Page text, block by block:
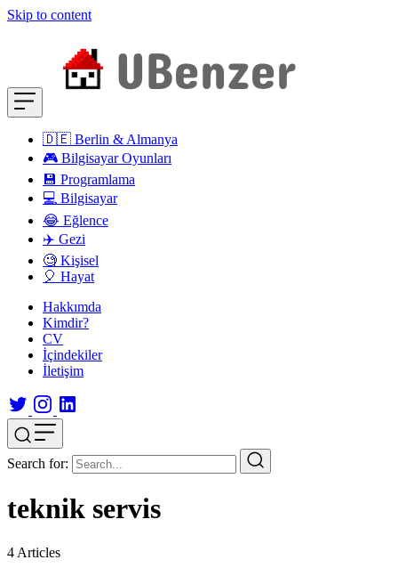
Skip to content
🇩🇪 Berlin & Almanya
🎮 Bilgisayar Oyunları
💾 Programlama
💻 Bilgisayar
😂 Eğlence
✈️ Gezi
🧐 Kişisel
🎈 Hayat
Hakkımda
Kimdir?
CV
İçindekiler
İletişim
Search for:
teknik servis
4 Articles